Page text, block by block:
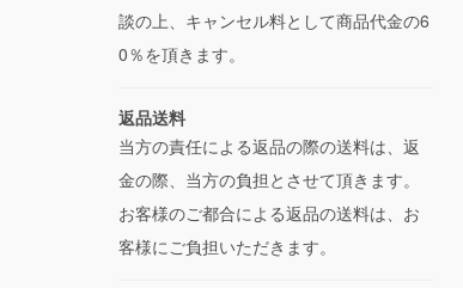
談の上、キャンセル料として商品代金の6
0％を頂きます。
返品送料
当方の責任による返品の際の送料は、返
金の際、当方の負担とさせて頂きます。
お客様のご都合による返品の送料は、お
客様にご負担いただきます。